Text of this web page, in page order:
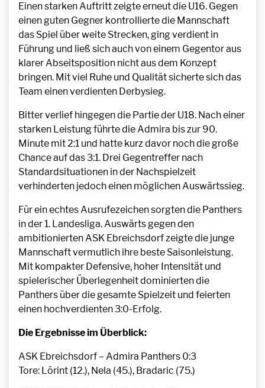
Einen starken Auftritt zeigte erneut die U16. Gegen
einen guten Gegner kontrollierte die Mannschaft
das Spiel über weite Strecken, ging verdient in
Führung und ließ sich auch von einem Gegentor aus
klarer Abseitsposition nicht aus dem Konzept
bringen. Mit viel Ruhe und Qualität sicherte sich das
Team einen verdienten Derbysieg.
Bitter verlief hingegen die Partie der U18. Nach einer
starken Leistung führte die Admira bis zur 90.
Minute mit 2:1 und hatte kurz davor noch die große
Chance auf das 3:1. Drei Gegentreffer nach
Standardsituationen in der Nachspielzeit
verhinderten jedoch einen möglichen Auswärtssieg.
Für ein echtes Ausrufezeichen sorgten die Panthers
in der 1. Landesliga. Auswärts gegen den
ambitionierten ASK Ebreichsdorf zeigte die junge
Mannschaft vermutlich ihre beste Saisonleistung.
Mit kompakter Defensive, hoher Intensität und
spielerischer Überlegenheit dominierten die
Panthers über die gesamte Spielzeit und feierten
einen hochverdienten 3:0-Erfolg.
Die Ergebnisse im Überblick:
ASK Ebreichsdorf – Admira Panthers 0:3
Tore: Lörint (12.), Nela (45.), Bradaric (75.)